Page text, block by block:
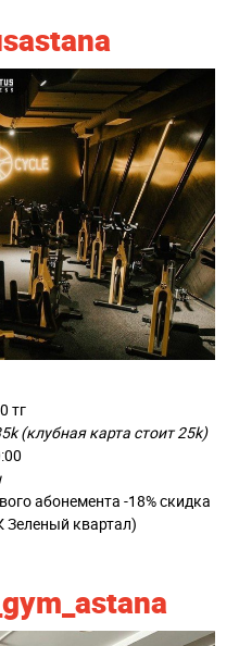
тг
(клубная карта стоит 25k)
абонемента -18% скидка
Зеленый квартал)